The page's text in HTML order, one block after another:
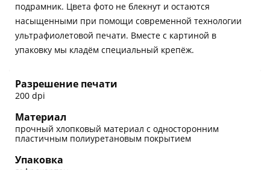
подрамник. Цвета фото не блекнут и остаются
насыщенными при помощи современной технологии
ультрафиолетовой печати. Вместе с картиной в
упаковку мы кладём специальный крепёж.
Разрешение печати
200 dpi
Материал
прочный хлопковый материал с односторонним
пластичным полиуретановым покрытием
Упаковка